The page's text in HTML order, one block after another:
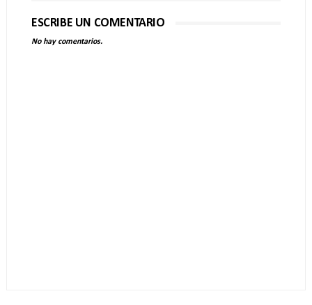
ESCRIBE UN COMENTARIO
No hay comentarios.